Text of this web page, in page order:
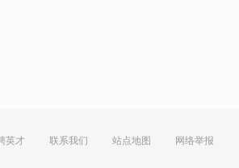
英才 联系我们 站点地图 网络举报